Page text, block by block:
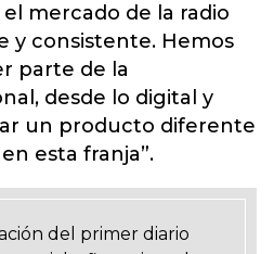
mercado de la radio
y consistente. Hemos
parte de la
desde lo digital y
un producto diferente
esta franja”.
del primer diario